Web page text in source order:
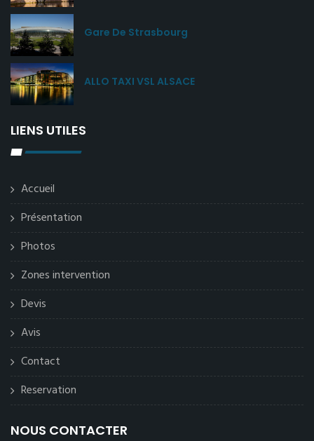
Gare De Strasbourg
ALLO TAXI VSL ALSACE
LIENS UTILES
Accueil
Présentation
Photos
Zones intervention
Devis
Avis
Contact
Reservation
NOUS CONTACTER